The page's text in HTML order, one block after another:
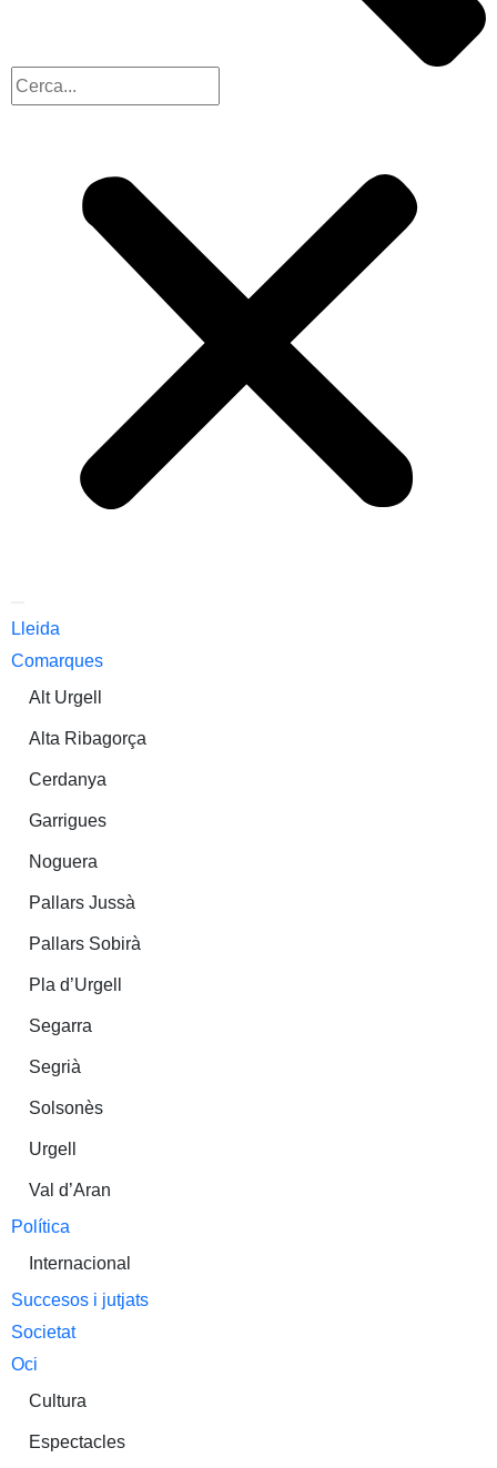
Lleida
Comarques
Alt Urgell
Alta Ribagorça
Cerdanya
Garrigues
Noguera
Pallars Jussà
Pallars Sobirà
Pla d’Urgell
Segarra
Segrià
Solsonès
Urgell
Val d’Aran
Política
Internacional
Succesos i jutjats
Societat
Oci
Cultura
Espectacles